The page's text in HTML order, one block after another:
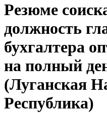
Резюме
должность
бухгалтера
на полный
(Луганская
Республика)